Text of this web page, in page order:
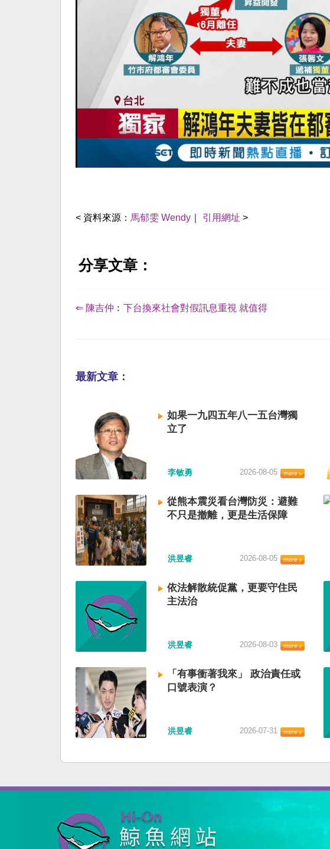
< 資料來源： 馬郁雯 Wendy 引用網址 >
分享文章：
⇐ 陳吉仲︰下台換來社會對假訊息重視 就值得
最新文章：
如果一九四五年八一五台灣獨
立了
李敏勇 2026-08-05
從熊本震災看台灣防災：避難
不只是撤離，更是生活保障
洪昱睿 2026-08-05
依法解散統促黨，更要守住民
主法治
洪昱睿 2026-08-03
「有事衝著我來」 政治責任或
口號表演？
洪昱睿 2026-07-31